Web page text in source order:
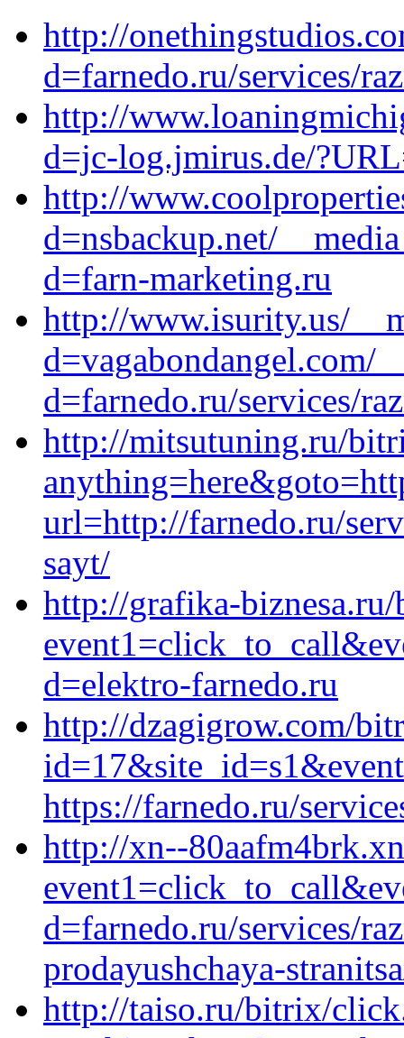
http://
d=farnedo.ru/services/
http://
d=jc-log.jmirus.de/
http://
d=nsbackup.net/
d=farn-marketing.ru
http://www.isurity.us/
d=vagabondangel.com/
d=farnedo.ru/services/
http://mitsutuning.ru/
url=http://farnedo.ru/
sayt/
http://grafika-
d=elektro-farnedo.ru
http://dzagigrow.com/
https://farnedo.ru/
http://xn--
d=farnedo.ru/services/
prodayushchaya-
http://taiso.ru/bitrix/